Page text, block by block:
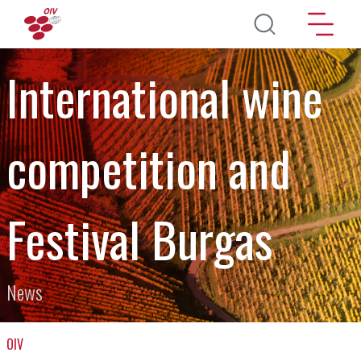
Direkt zum Inhalt
International wine
competition and
Festival Burgas
News
OIV